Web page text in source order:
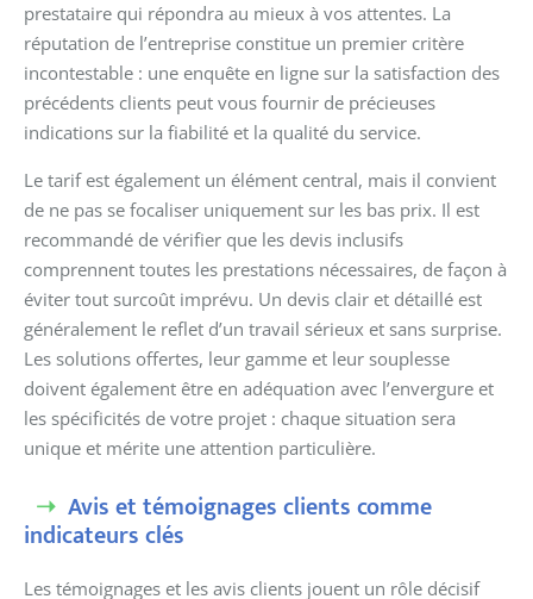
prestataire qui répondra au mieux à vos attentes. La
réputation de l’entreprise constitue un premier critère
incontestable : une enquête en ligne sur la satisfaction des
précédents clients peut vous fournir de précieuses
indications sur la fiabilité et la qualité du service.
Le tarif est également un élément central, mais il convient
de ne pas se focaliser uniquement sur les bas prix. Il est
recommandé de vérifier que les devis inclusifs
comprennent toutes les prestations nécessaires, de façon à
éviter tout surcoût imprévu. Un devis clair et détaillé est
généralement le reflet d’un travail sérieux et sans surprise.
Les solutions offertes, leur gamme et leur souplesse
doivent également être en adéquation avec l’envergure et
les spécificités de votre projet : chaque situation sera
unique et mérite une attention particulière.
Avis et témoignages clients comme
indicateurs clés
Les témoignages et les avis clients jouent un rôle décisif